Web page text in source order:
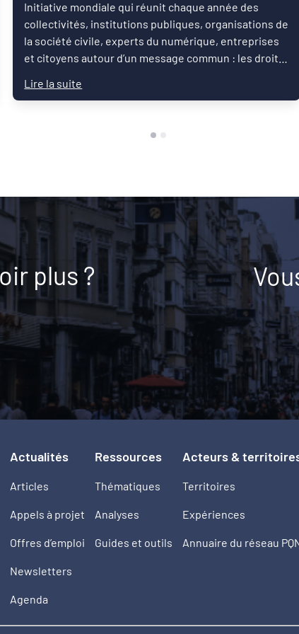
Initiative mondiale qui réunit chaque année des
collectivités, institutions publiques, organisations de
la société civile, experts du numérique, entreprises
et citoyens autour d’un message commun : les droits
Lire la suite
plus ?
Actualités
Articles
Appels à projet
Offres d’emploi
Newsletters
Agenda
Ressources
Thématiques
Analyses
Guides et outils
Acteurs &
Territoires
Expériences
Annuaire du réseau